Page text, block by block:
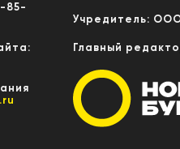
85-
Учредитель:
Главный